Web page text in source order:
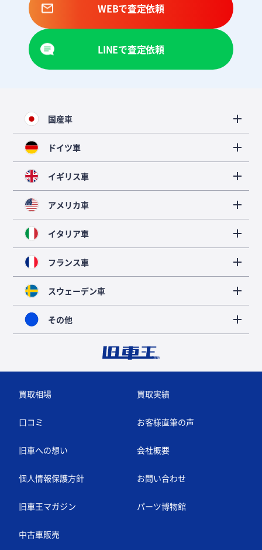
WEBで査定依頼
LINEで査定依頼
国産車
ドイツ車
イギリス車
アメリカ車
イタリア車
フランス車
スウェーデン車
その他
買取相場 買取実績
口コミ お客様直筆の声
旧車への想い 会社概要
個人情報保護方針 お問い合わせ
旧車王マガジン パーツ博物館
中古車販売